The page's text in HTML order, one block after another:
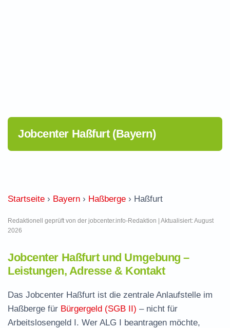
Jobcenter Haßfurt (Bayern)
Startseite › Bayern › Haßberge › Haßfurt
Redaktionell geprüft von der jobcenter.info-Redaktion | Aktualisiert: August
2026
Jobcenter Haßfurt und Umgebung –
Leistungen, Adresse & Kontakt
Das Jobcenter Haßfurt ist die zentrale Anlaufstelle im
Haßberge für Bürgergeld (SGB II) – nicht für
Arbeitslosengeld I. Wer ALG I beantragen möchte,